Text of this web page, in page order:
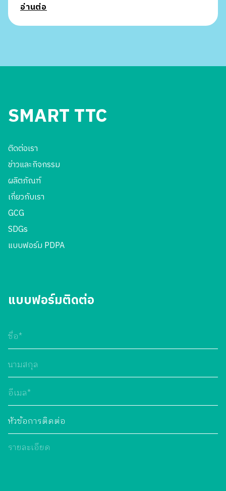
อ่านต่อ
SMART TTC
ติดต่อเรา
ข่าวและกิจกรรม
ผลิตภัณฑ์
เกี่ยวกับเรา
GCG
SDGs
แบบฟอร์ม PDPA
แบบฟอร์มติดต่อ